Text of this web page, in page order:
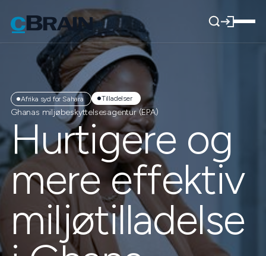
Tilladelser
Afrika syd for Sahara
Ghanas miljøbeskyttelsesagentur (EPA)
Hurtigere og
mere effektiv
miljøtilladelse